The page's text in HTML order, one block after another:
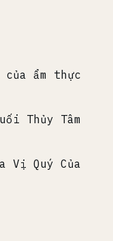
của ẩm thực
Thủy Tâm
Vị Quý Của